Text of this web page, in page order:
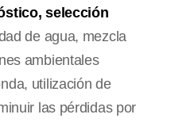
selección
de agua, mezcla
ambientales
utilización de
las pérdidas por